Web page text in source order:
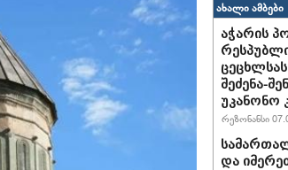
ახალი ამბები
აჭარის
შეძენა-
უკანონო
რეზონანსი
და